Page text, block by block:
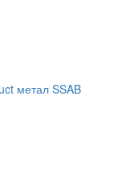
метал SSAB